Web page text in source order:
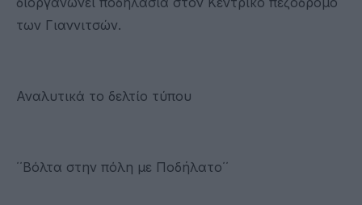
των Γιαννιτσών.
Αναλυτικά το δελτίο τύπου
΄΄Βόλτα στην πόλη με Ποδήλατο΄΄